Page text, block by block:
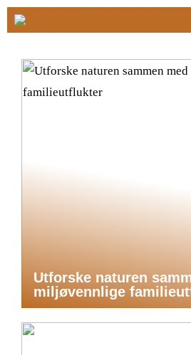
Utforske naturen
miljøvennlige